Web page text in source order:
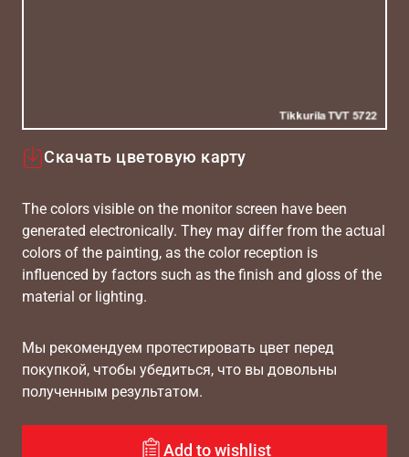
Скачать цветовую карту
The colors visible on the monitor screen have been
generated electronically. They may differ from the actual
colors of the painting, as the color reception is
influenced by factors such as the finish and gloss of the
material or lighting.
Мы рекомендуем протестировать цвет перед
покупкой, чтобы убедиться, что вы довольны
полученным результатом.
Add to wishlist